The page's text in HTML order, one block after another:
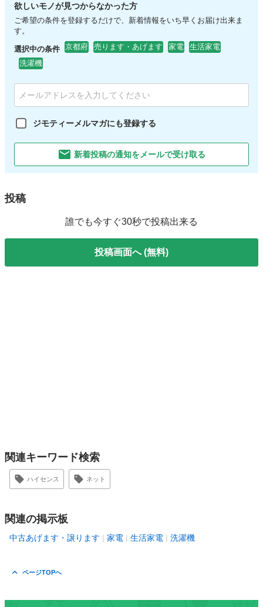
欲しいモノが見つからなかった方
ご希望の条件を登録するだけで、新着情報をいち早くお届け出来ま
す。
選択中の条件 京都府 売ります・あげます 家電
生活家電
洗濯機
ジモティーメルマガにも登録する
新着投稿の通知をメールで受け取る
投稿
誰でも今すぐ30秒で投稿出来る
投稿画面へ (無料)
関連キーワード検索
ハイセンス ネット
関連の掲示板
中古あげます・譲ります 家電 生活家電 洗濯機
ページTOPへ